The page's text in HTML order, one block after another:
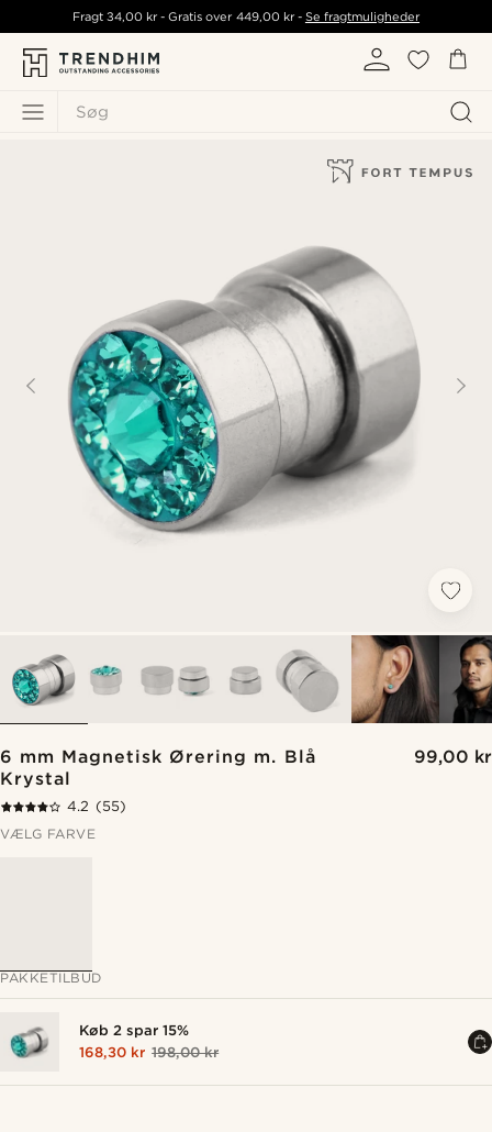
Søg
Fragt34,00 kr - Gratis over 449,00 kr- Se fragtmuligheder
6 mm Magnetisk Ørering m. Blå
Krystal
99,00 kr
4.2 (55)
VÆLG FARVE
PAKKETILBUD
Køb 2 spar 15%
168,30 kr 198,00 kr